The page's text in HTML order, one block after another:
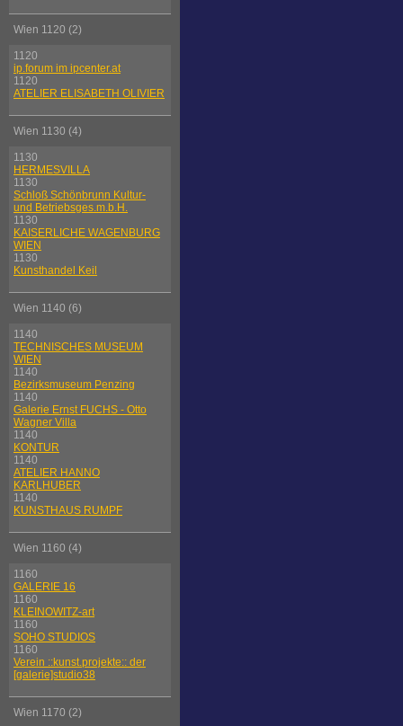
Wien 1120 (2)
1120
ip.forum im ipcenter.at
1120
ATELIER ELISABETH OLIVIER
Wien 1130 (4)
1130
HERMESVILLA
1130
Schloß Schönbrunn Kultur-
und Betriebsges.m.b.H.
1130
KAISERLICHE WAGENBURG
WIEN
1130
Kunsthandel Keil
Wien 1140 (6)
1140
TECHNISCHES MUSEUM
WIEN
1140
Bezirksmuseum Penzing
1140
Galerie Ernst FUCHS - Otto
Wagner Villa
1140
KONTUR
1140
ATELIER HANNO
KARLHUBER
1140
KUNSTHAUS RUMPF
Wien 1160 (4)
1160
GALERIE 16
1160
KLEINOWITZ-art
1160
SOHO STUDIOS
1160
Verein ::kunst.projekte:: der
[galerie]studio38
Wien 1170 (2)